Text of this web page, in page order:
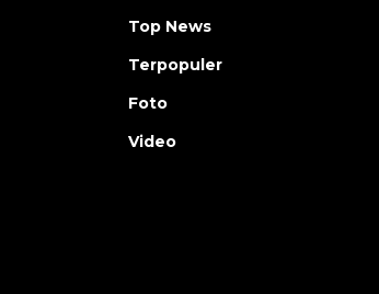
Top News
Terpopuler
Foto
Video